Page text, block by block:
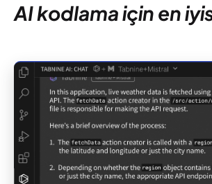
AI kodlama için en